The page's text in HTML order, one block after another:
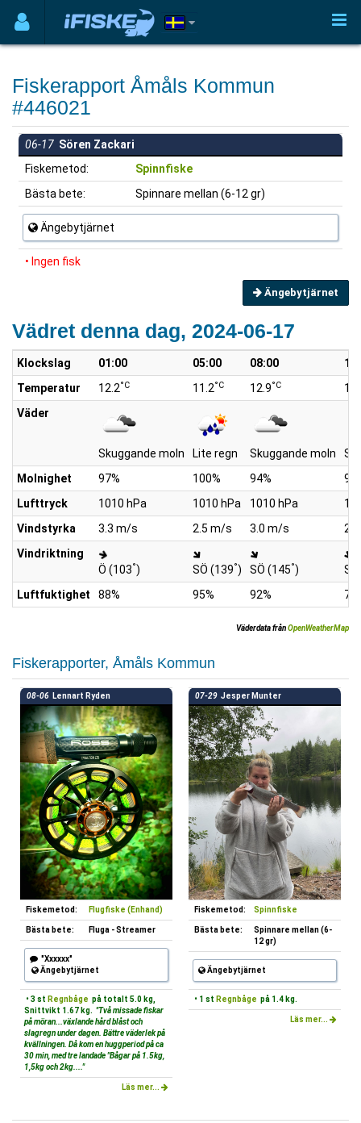
Fiskerapport Åmåls Kommun
#446021
06-17 Sören Zackari
Fiskemetod:
Spinnfiske
Bästa bete:
Spinnare mellan (6-12 gr)
Ängebytjärnet
• Ingen fisk
Ängebytjärnet
Vädret denna dag, 2024-06-17
Klockslag 01:00 05:00 08:00
Temperatur
12.2°C 11.2°C 12.9°C
Väder
Skuggande moln Lite regn Skuggande moln
Molnighet
97% 100% 94%
Lufttryck
1010 hPa 1010 hPa 1010 hPa
Vindstyrka
3.3 m/s 2.5 m/s 3.0 m/s
Vindriktning
Ö (103°) SÖ (139°) SÖ (145°)
Luftfuktighet
88% 95% 92%
Väderdata frånOpenWeatherMap
Fiskerapporter, Åmåls Kommun
08-06 Lennart Ryden
Fiskemetod: Flugfiske (Enhand)
Bästa bete: Fluga - Streamer
"Xxxxxx"
Ängebytjärnet
• 3 st Regnbåge på totalt 5.0 kg,
Snittvikt 1.67 kg. "Två missade fiskar
på möran...växlande hård blåst och
slagregn under dagen. Bättre väderlek på
kvällningen. Då kom en huggperiod på ca
30 min, med tre landade "Bågar på 1.5kg,
1,5kg och 2kg...."
Läs mer...
07-29 Jesper Munter
Fiskemetod: Spinnfiske
Bästa bete:
Spinnare mellan (6-
12 gr)
Ängebytjärnet
• 1 st Regnbåge på 1.4 kg.
Läs mer...